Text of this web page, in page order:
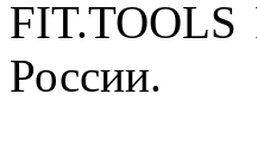
FIT.TOOLS
России.